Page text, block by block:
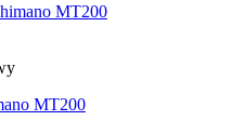
MT200
MT200